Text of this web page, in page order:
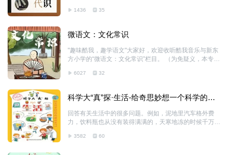
其门类繁多，涉及社会生活的方方面面；专业性强，有一
涉及面非常广泛，成为高中学生难以逾越的一道门槛。而
且，这类书籍要么过于专业而显难懂，要么罗列概念而显
简单。编者依据高等院校汉语言文学专业《古代汉语》体
例，参考其他同类权威著述，根据自己的理解补入了平时
念的基础上、适当拓展延伸并作阐析的书。 全书共分八
1436 35
微语文：文化常识
"趣味酷我，趣学语文"大家好，欢迎收听酷我音乐与新东
方小学的“微语文：文化常识”栏目。 （为免疑义，本专辑
6027 32
科学大“真”探·生活-给奇思妙想一个科学的答
回答有关生活中的很多问题。例如，泥地里汽车格外费
力，饮料瓶也从没有装得满满的，天寒地冻的时候千万不
本书里呢！
3582 60